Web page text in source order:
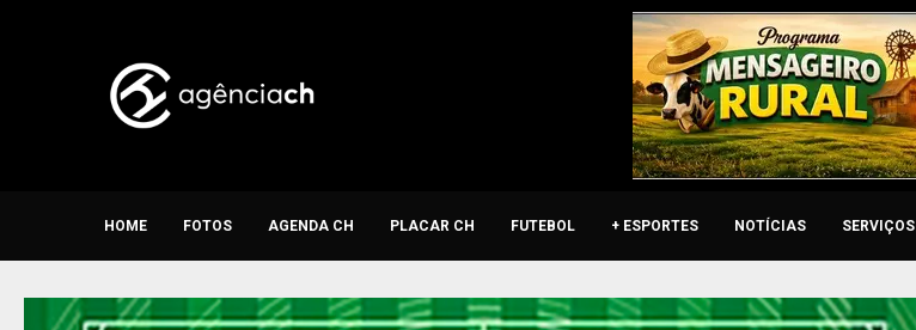
HOME FOTOS AGENDA CH PLACAR CH FUTEBOL + ESPORTES NOTÍCIAS SERVIÇOS